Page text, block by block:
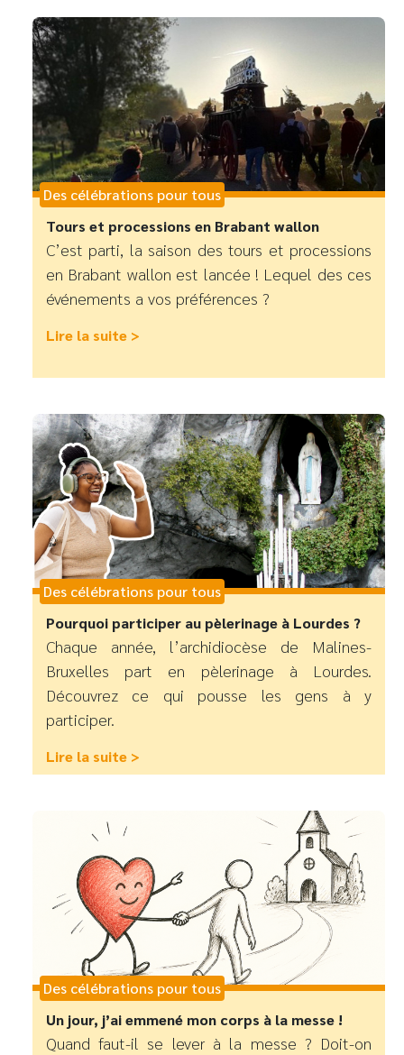
Des célébrations pour tous
Tours et processions en Brabant wallon
C’est parti, la saison des tours et processions
en Brabant wallon est lancée ! Lequel des ces
événements a vos préférences ?
Lire la suite >
Des célébrations pour tous
Pourquoi participer au pèlerinage à Lourdes ?
Chaque année, l’archidiocèse de Malines-
Bruxelles part en pèlerinage à Lourdes.
Découvrez ce qui pousse les gens à y
participer.
Lire la suite >
Des célébrations pour tous
Un jour, j’ai emmené mon corps à la messe !
Quand faut-il se lever à la messe ? Doit-on